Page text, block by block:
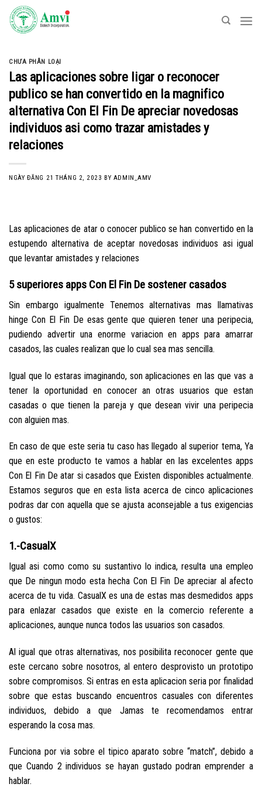
Skip
content
CHƯA PHÂN LOẠI
Las aplicaciones sobre ligar o reconocer
publico se han convertido en la magnifico
alternativa Con El Fin De apreciar novedosas
individuos asi­ como trazar amistades y
relaciones
NGÀY ĐĂNG 21 THÁNG 2, 2023 BY ADMIN_AMV
Las aplicaciones de atar o conocer publico se han convertido en la
estupendo alternativa de aceptar novedosas individuos asi­ igual
que levantar amistades y relaciones
5 superiores apps Con El Fin De sostener casados
Sin embargo igualmente Tenemos alternativas mas llamativas
hinge Con El Fin De esas gente que quieren tener una peripecia,
pudiendo advertir una enorme variacion en apps para amarrar
casados, las cuales realizan que lo cual sea mas sencilla.
Igual que lo estaras imaginando, son aplicaciones en las que vas a
tener la oportunidad en conocer an otras usuarios que estan
casadas o que tienen la pareja y que desean vivir una peripecia
con alguien mas.
En caso de que este seri­a tu caso has llegado al superior tema, Ya
que en este producto te vamos a hablar en las excelentes apps
Con El Fin De atar si casados que Existen disponibles actualmente.
Estamos seguros que en esta lista acerca de cinco aplicaciones
podras dar con aquella que se ajusta aconsejable a tus exigencias
o gustos:
1.-CasualX
Igual asi­ como como su sustantivo lo indica, resulta una empleo
que De ningun modo esta hecha Con El Fin De apreciar al afecto
acerca de tu vida. CasualX es una de estas mas desmedidos apps
para enlazar casados que existe en la comercio referente a
aplicaciones, aunque nunca todos las usuarios son casados.
Al igual que otras alternativas, nos posibilita reconocer gente que
este cercano sobre nosotros, al entero desprovisto un prototipo
sobre compromisos. Si entras en esta aplicacion seri­a por finalidad
sobre que estas buscando encuentros casuales con diferentes
individuos, debido a que Jamas te recomendamos entrar
esperando la cosa mas.
Funciona por vi­a sobre el tipico aparato sobre “match”, debido a
que Cuando 2 individuos se hayan gustado podran emprender a
hablar.